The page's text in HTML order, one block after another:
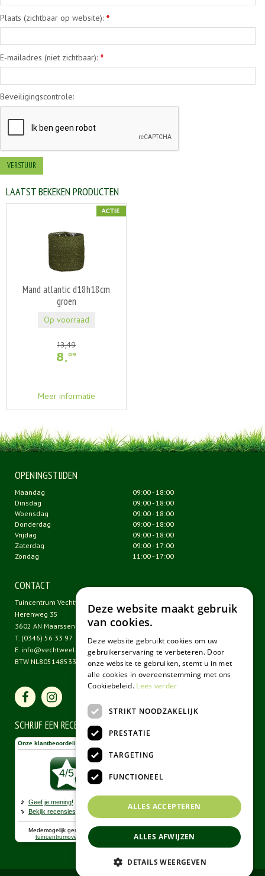
Plaats (zichtbaar op website): *
E-mailadres (niet zichtbaar): *
Beveiligingscontrole:
LAATST BEKEKEN PRODUCTEN
Mand atlantic d18h18cm
groen
13,49
8,09
Meer informatie
Op voorraad
OPENINGSTIJDEN
Maandag
09:00 - 18:00
Dinsdag
09:00 - 18:00
Woensdag
09:00 - 18:00
Donderdag
09:00 - 18:00
Vrijdag
09:00 - 18:00
Zaterdag
09:00 - 17:00
Zondag
11:00 - 17:00
CONTACT
Tuincentrum Vechtweelde
Herenweg 35
3602 AN Maarssen
T. (0346) 56 33 97
E. info@vechtweelde.nl
BTW NL805148533B01
SCHRIJF EEN RECENSIE
Deze website maakt gebruik
van cookies.
Deze website gebruikt cookies om uw
gebruikerservaring te verbeteren. Door
onze website te gebruiken, stemt u in met
alle cookies in overeenstemming met ons
Cookiebeleid. Lees verder
STRIKT NOODZAKELIJK
PRESTATIE
TARGETING
FUNCTIONEEL
ALLES ACCEPTEREN
ALLES AFWIJZEN
DETAILS WEERGEVEN